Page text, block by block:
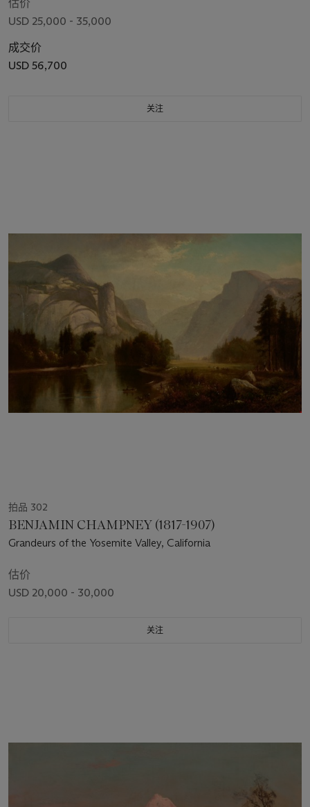
估价
USD 25,000 - 35,000
成交价
USD 56,700
关注
拍品 302
BENJAMIN CHAMPNEY (1817-1907)
Grandeurs of the Yosemite Valley, California
估价
USD 20,000 - 30,000
关注